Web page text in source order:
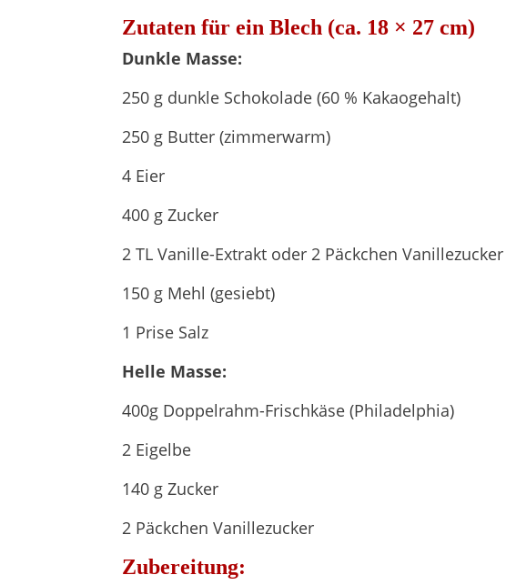
Zutaten für ein Blech (ca. 18 × 27 cm)
Dunkle Masse:
250 g dunkle Schokolade (60 % Kakaogehalt)
250 g Butter (zimmerwarm)
4 Eier
400 g Zucker
2 TL Vanille-Extrakt oder 2 Päckchen Vanillezucker
150 g Mehl (gesiebt)
1 Prise Salz
Helle Masse:
400g Doppelrahm-Frischkäse (Philadelphia)
2 Eigelbe
140 g Zucker
2 Päckchen Vanillezucker
Zubereitung: